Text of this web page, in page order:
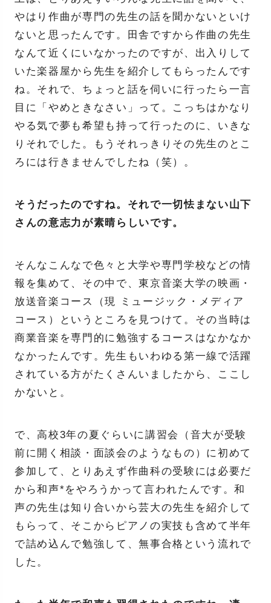
やはり作曲が専門の先生の話を聞かないといけ
ないと思ったんです。田舎ですから作曲の先生
なんて近くにいなかったのですが、出入りして
いた楽器屋から先生を紹介してもらったんです
ね。それで、ちょっと話を伺いに行ったら一言
目に「やめときなさい」って。こっちはかなり
やる気で夢も希望も持って行ったのに、いきな
りそれでした。もうそれっきりその先生のとこ
ろには行きませんでしたね（笑）。
そうだったのですね。それで一切怯まない山下
さんの意志力が素晴らしいです。
そんなこんなで色々と大学や専門学校などの情
報を集めて、その中で、東京音楽大学の映画・
放送音楽コース（現 ミュージック・メディア
コース）というところを見つけて。その当時は
商業音楽を専門的に勉強するコースはなかなか
なかったんです。先生もいわゆる第一線で活躍
されている方がたくさんいましたから、ここし
かないと。
で、高校3年の夏ぐらいに講習会（音大が受験
前に開く相談・面談会のようなもの）に初めて
参加して、とりあえず作曲科の受験には必要だ
から和声*をやろうかって言われたんです。和
声の先生は知り合いから芸大の先生を紹介して
もらって、そこからピアノの実技も含めて半年
で詰め込んで勉強して、無事合格という流れで
した。